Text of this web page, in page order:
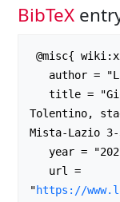
BibTeX
Tolentino,
Mista-Lazio
"https://